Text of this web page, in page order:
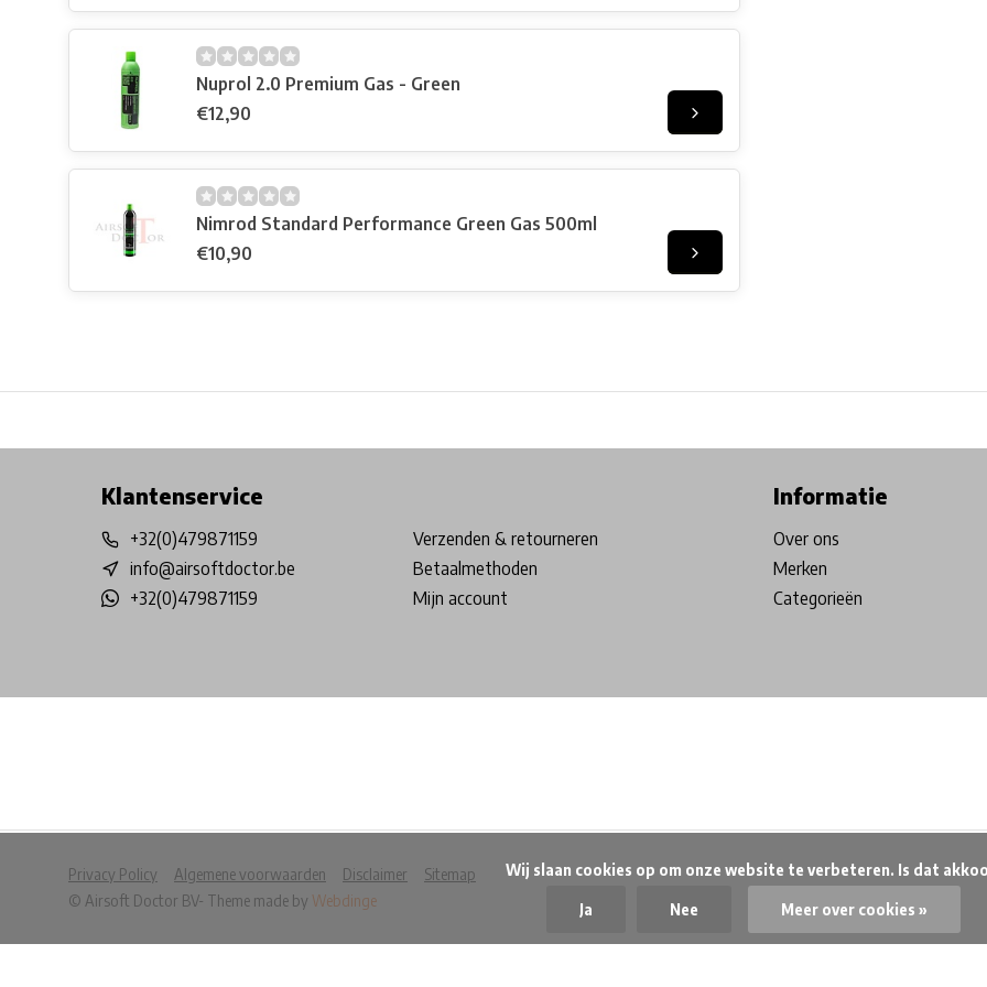
Nuprol 2.0 Premium Gas - Green
€12,90
Nimrod Standard Performance Green Gas 500ml
€10,90
Klantenservice
+32(0)479871159
info@airsoftdoctor.be
+32(0)479871159
Verzenden & retourneren
Betaalmethoden
Mijn account
Informatie
Over ons
Merken
Categorieën
Privacy Policy Algemene voorwaarden Disclaimer
Sitemap
© Airsoft Doctor BV- Theme made by Webdinge
            Wij slaan cookies op om onze website te verbeteren. Is dat akkoord?
Ja Nee Meer over cookies »